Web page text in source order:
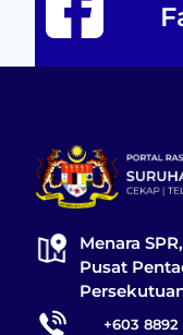
Menara
Pusat
+603